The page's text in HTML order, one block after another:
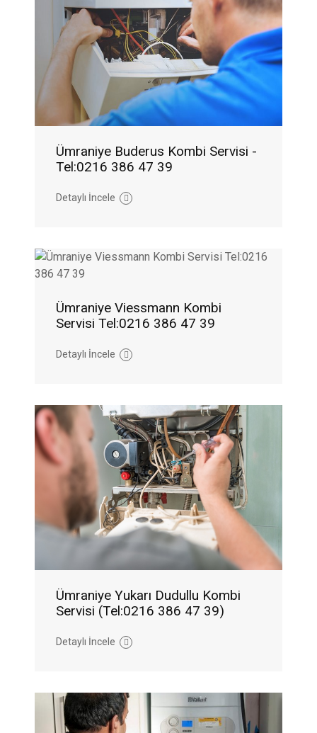
Ümraniye Buderus Kombi Servisi -
Tel:0216 386 47 39
Detaylı İncele
Ümraniye Viessmann Kombi
Servisi Tel:0216 386 47 39
Detaylı İncele
Ümraniye Yukarı Dudullu Kombi
Servisi (Tel:0216 386 47 39)
Detaylı İncele